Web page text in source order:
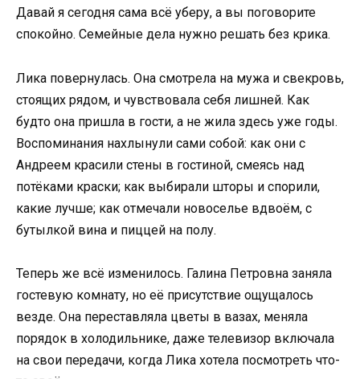
Давай я сегодня сама всё уберу, а вы поговорите
спокойно. Семейные дела нужно решать без крика.
Лика повернулась. Она смотрела на мужа и свекровь,
стоящих рядом, и чувствовала себя лишней. Как
будто она пришла в гости, а не жила здесь уже годы.
Воспоминания нахлынули сами собой: как они с
Андреем красили стены в гостиной, смеясь над
потёками краски; как выбирали шторы и спорили,
какие лучше; как отмечали новоселье вдвоём, с
бутылкой вина и пиццей на полу.
Теперь же всё изменилось. Галина Петровна заняла
гостевую комнату, но её присутствие ощущалось
везде. Она переставляла цветы в вазах, меняла
порядок в холодильнике, даже телевизор включала
на свои передачи, когда Лика хотела посмотреть что-